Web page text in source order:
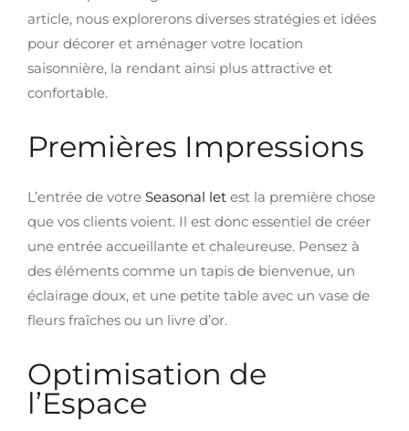
article, nous explorerons diverses stratégies et idées
pour décorer et aménager votre location
saisonnière, la rendant ainsi plus attractive et
confortable.
Premières Impressions
L’entrée de votre Seasonal let est la première chose
que vos clients voient. Il est donc essentiel de créer
une entrée accueillante et chaleureuse. Pensez à
des éléments comme un tapis de bienvenue, un
éclairage doux, et une petite table avec un vase de
fleurs fraîches ou un livre d’or.
Optimisation de
l’Espace